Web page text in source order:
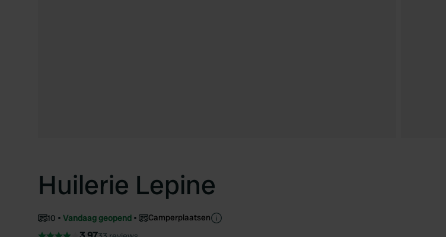
Huilerie Lepine
10 Vandaag geopend Camperplaatsen